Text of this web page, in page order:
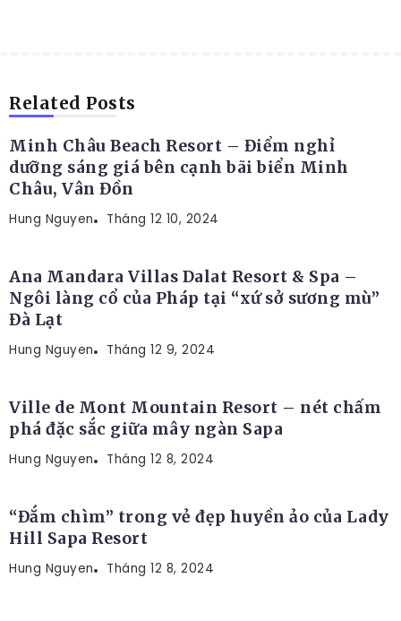
Related Posts
Minh Châu Beach Resort – Điểm nghỉ
dưỡng sáng giá bên cạnh bãi biển Minh
Châu, Vân Đồn
Hung Nguyen Tháng 12 10, 2024
RESORT
Ana Mandara Villas Dalat Resort & Spa –
Ngôi làng cổ của Pháp tại “xứ sở sương mù”
Đà Lạt
Hung Nguyen Tháng 12 9, 2024
RESORT
Ville de Mont Mountain Resort – nét chấm
phá đặc sắc giữa mây ngàn Sapa
Hung Nguyen Tháng 12 8, 2024
RESORT
“Đắm chìm” trong vẻ đẹp huyền ảo của Lady
Hill Sapa Resort
Hung Nguyen Tháng 12 8, 2024